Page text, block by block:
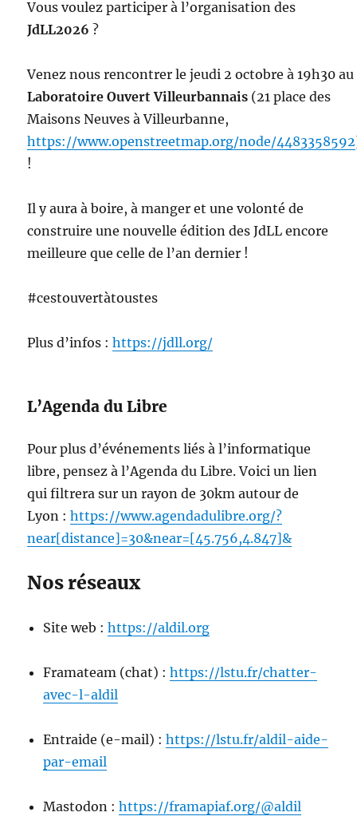
Vous voulez participer à l’organisation des
JdLL2026 ?
Venez nous rencontrer le jeudi 2 octobre à 19h30 au
Laboratoire Ouvert Villeurbannais (21 place des
Maisons Neuves à Villeurbanne,
https://www.openstreetmap.org/node/4483358592
!
Il y aura à boire, à manger et une volonté de
construire une nouvelle édition des JdLL encore
meilleure que celle de l’an dernier !
#cestouvertàtoustes
Plus d’infos :https://jdll.org/
L’Agenda du Libre
Pour plus d’événements liés à l’informatique
libre, pensez à l’Agenda du Libre. Voici un lien
qui filtrera sur un rayon de 30km autour de
Lyon :https://www.agendadulibre.org/?
near[distance]=30&near=[45.756,4.847]&
Nos réseaux
Site web :https://aldil.org
Framateam (chat) :https://lstu.fr/chatter-
avec-l-aldil
Entraide (e-mail) :https://lstu.fr/aldil-aide-
par-email
Mastodon :https://framapiaf.org/@aldil